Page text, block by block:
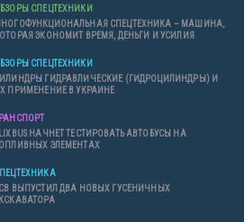
СПЕЦТЕХНИКИ
СПЕЦТЕХНИКА – МАШИНА,
ЭКОНОМИТ ВРЕМЯ, ДЕНЬГИ И УСИЛИЯ
СПЕЦТЕХНИКИ
ГИДРАВЛИЧЕСКИЕ (ГИДРОЦИЛИНДРЫ) И
ПРИМЕНЕНИЕ В УКРАИНЕ
НАЧНЕТ ТЕСТИРОВАТЬ АВТОБУСЫ НА
ЭЛЕМЕНТАХ
ВЫПУСТИЛ ДВА НОВЫХ ГУСЕНИЧНЫХ